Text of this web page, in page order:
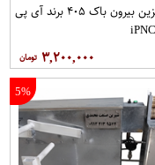
پمپ بنزین بیرون باک ۴۰۵ برند آی پی
۳,۲۰۰,۰۰۰
5%